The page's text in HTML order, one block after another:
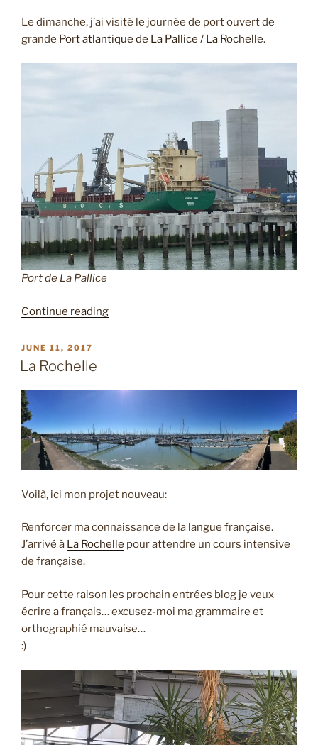
Le dimanche, j’ai visité le journée de port ouvert de
grande Port atlantique de La Pallice / La Rochelle.
Port de La Pallice
Continue reading“Port
POSTED
ON
JUNE 11, 2017
La Rochelle
Voilà, ici mon projet nouveau:
Renforcer ma connaissance de la langue française.
J’arrivé à La Rochelle pour attendre un cours intensive
de française.
Pour cette raison les prochain entrées blog je veux
écrire a français… excusez-moi ma grammaire et
orthographié mauvaise…
:)